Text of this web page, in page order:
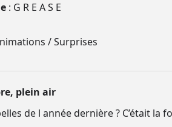
: G R E A S E
/ Surprises
plein air
de l année dernière ? C’était la